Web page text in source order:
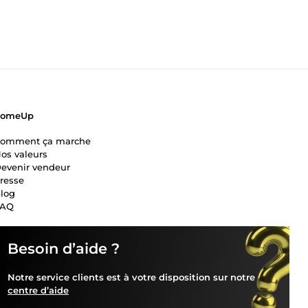
Besoin d’aide ?
Notre service clients est à votre disposition sur notre
centre d’aide
ça marche
valeurs
vendeur